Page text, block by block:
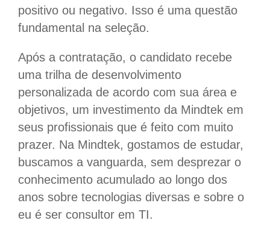
positivo ou negativo. Isso é uma questão
fundamental na seleção.
Após a contratação, o candidato recebe
uma trilha de desenvolvimento
personalizada de acordo com sua área e
objetivos, um investimento da Mindtek em
seus profissionais que é feito com muito
prazer. Na Mindtek, gostamos de estudar,
buscamos a vanguarda, sem desprezar o
conhecimento acumulado ao longo dos
anos sobre tecnologias diversas e sobre o
eu é ser consultor em TI.